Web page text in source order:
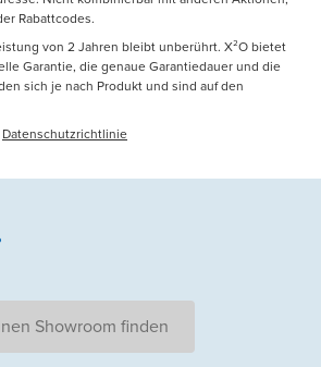
Rabattcodes.
von 2 Jahren bleibt unberührt. X²O bietet
Garantie, die genaue Garantiedauer und die
sich je nach Produkt und sind auf den
Datenschutzrichtlinie
Showroom finden